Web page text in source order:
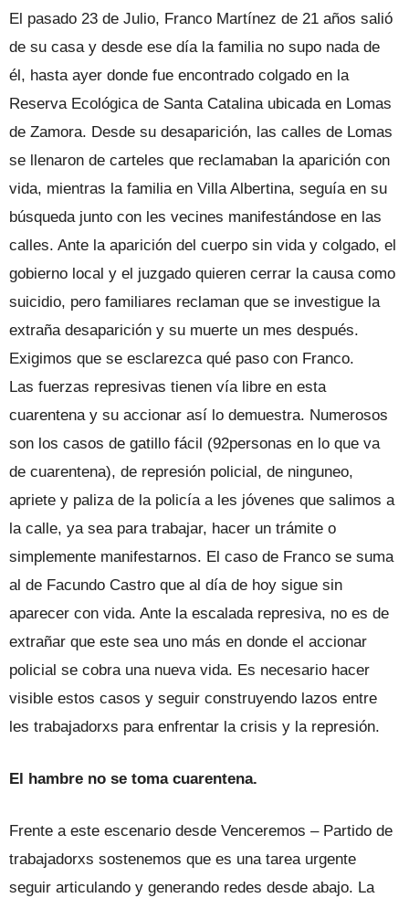
El pasado 23 de Julio, Franco Martínez de 21 años salió
de su casa y desde ese día la familia no supo nada de
él, hasta ayer donde fue encontrado colgado en la
Reserva Ecológica de Santa Catalina ubicada en Lomas
de Zamora. Desde su desaparición, las calles de Lomas
se llenaron de carteles que reclamaban la aparición con
vida, mientras la familia en Villa Albertina, seguía en su
búsqueda junto con les vecines manifestándose en las
calles. Ante la aparición del cuerpo sin vida y colgado, el
gobierno local y el juzgado quieren cerrar la causa como
suicidio, pero familiares reclaman que se investigue la
extraña desaparición y su muerte un mes después.
Exigimos que se esclarezca qué paso con Franco.
Las fuerzas represivas tienen vía libre en esta
cuarentena y su accionar así lo demuestra. Numerosos
son los casos de gatillo fácil (92personas en lo que va
de cuarentena), de represión policial, de ninguneo,
apriete y paliza de la policía a les jóvenes que salimos a
la calle, ya sea para trabajar, hacer un trámite o
simplemente manifestarnos. El caso de Franco se suma
al de Facundo Castro que al día de hoy sigue sin
aparecer con vida. Ante la escalada represiva, no es de
extrañar que este sea uno más en donde el accionar
policial se cobra una nueva vida. Es necesario hacer
visible estos casos y seguir construyendo lazos entre
les trabajadorxs para enfrentar la crisis y la represión.
El hambre no se toma cuarentena.
Frente a este escenario desde Venceremos – Partido de
trabajadorxs sostenemos que es una tarea urgente
seguir articulando y generando redes desde abajo. La